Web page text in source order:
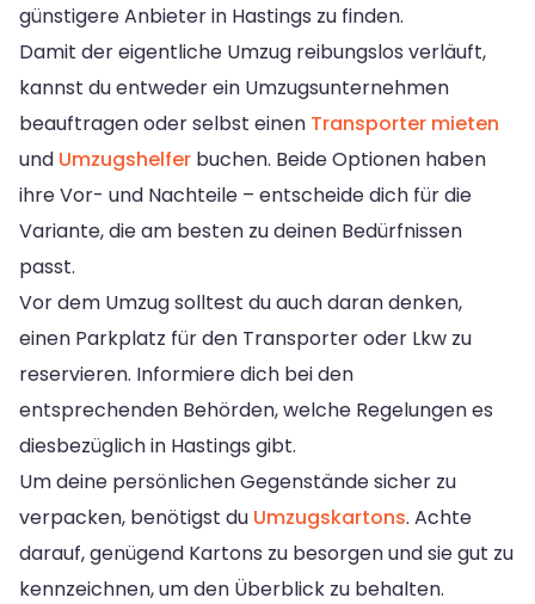
günstigere Anbieter in Hastings zu finden.
Damit der eigentliche Umzug reibungslos verläuft,
kannst du entweder ein Umzugsunternehmen
beauftragen oder selbst einen Transporter mieten
und Umzugshelfer buchen. Beide Optionen haben
ihre Vor- und Nachteile – entscheide dich für die
Variante, die am besten zu deinen Bedürfnissen
passt.
Vor dem Umzug solltest du auch daran denken,
einen Parkplatz für den Transporter oder Lkw zu
reservieren. Informiere dich bei den
entsprechenden Behörden, welche Regelungen es
diesbezüglich in Hastings gibt.
Um deine persönlichen Gegenstände sicher zu
verpacken, benötigst du Umzugskartons. Achte
darauf, genügend Kartons zu besorgen und sie gut zu
kennzeichnen, um den Überblick zu behalten.